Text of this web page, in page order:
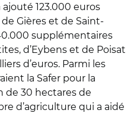
ajouté 123.000 euros
Gières et de Saint-
supplémentaires
d’Eybens et de Poisat
d’euros. Parmi les
la Safer pour la
de 30 hectares de
d’agriculture qui a aidé